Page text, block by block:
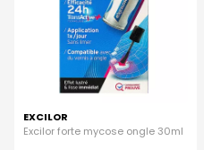
EXCILOR
Excilor forte mycose ongle 30ml